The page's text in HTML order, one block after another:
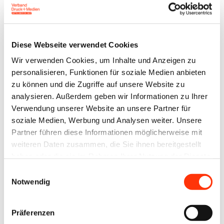
Diese Webseite verwendet Cookies
Wir verwenden Cookies, um Inhalte und Anzeigen zu
personalisieren, Funktionen für soziale Medien anbieten
zu können und die Zugriffe auf unsere Website zu
analysieren. Außerdem geben wir Informationen zu Ihrer
Verwendung unserer Website an unsere Partner für
soziale Medien, Werbung und Analysen weiter. Unsere
Partner führen diese Informationen möglicherweise mit
weiteren Daten zusammen, die Sie ihnen bereitgestellt
Notwendig
Präferenzen
Branche steht weiterhin unter erheblichem Druck, die
Produktivität der Betriebe ist in den vergangenen
Jahren in alarmierendem Ausmaß geradezu
abgestürzt. Für viele Unternehmen ist es ein
extremer Kraftakt, ihre Beschäftigten trotz anhaltend
niedriger Auslastung und schwacher Auftragslage zu
halten. Wir als Tarifpartner sollten den Betrieben das
Leben dabei nicht noch schwerer machen,“
begründet Dr. Berktold die Ablehnung der von ver.di
am 2. Juni 2026 veröffentlichten Forderung nach 7
Prozent mehr Lohn und Gehalt.
„Auftragsstrukturen ändern sich mit dem
Transformation schreitet voran. Es ist zudem ein